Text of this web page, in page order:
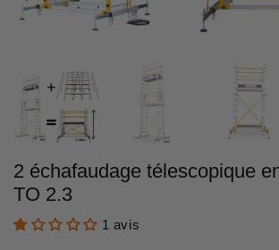
2 échafaudage télescopique
TO 2.3
1 avis